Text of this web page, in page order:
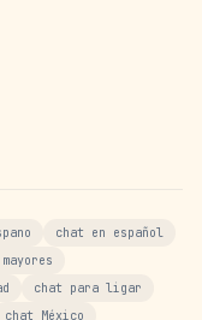
chat en español
chat para ligar
chat México